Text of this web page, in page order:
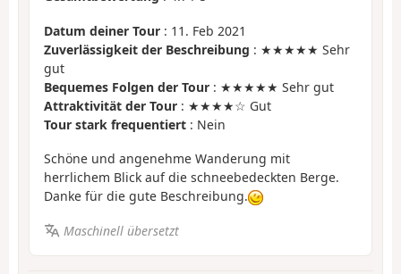
Datum deiner Tour : 11. Feb 2021
Zuverlässigkeit der Beschreibung : ★★★★★ Sehr
gut
Bequemes Folgen der Tour : ★★★★★ Sehr gut
Attraktivität der Tour : ★★★★☆ Gut
Tour stark frequentiert : Nein
Schöne und angenehme Wanderung mit
herrlichem Blick auf die schneebedeckten Berge.
Danke für die gute Beschreibung.
Maschinell übersetzt